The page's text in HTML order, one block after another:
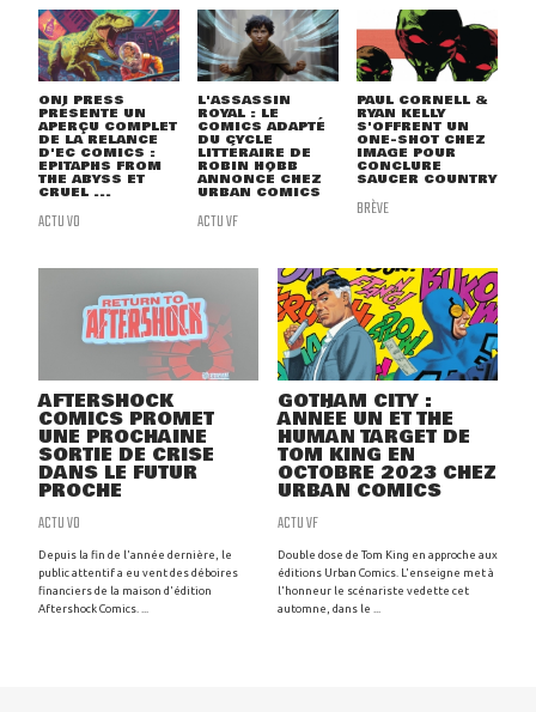
ONI PRESS
PRÉSENTE UN
APERÇU COMPLET
DE LA RELANCE
D'EC COMICS :
EPITAPHS FROM
THE ABYSS ET
CRUEL ...
ACTU VO
L'ASSASSIN
ROYAL : LE
COMICS ADAPTÉ
DU CYCLE
LITTÉRAIRE DE
ROBIN HOBB
ANNONCÉ CHEZ
URBAN COMICS
ACTU VF
PAUL CORNELL &
RYAN KELLY
S'OFFRENT UN
ONE-SHOT CHEZ
IMAGE POUR
CONCLURE
SAUCER COUNTRY
BRÈVE
AFTERSHOCK
COMICS PROMET
UNE PROCHAINE
SORTIE DE CRISE
DANS LE FUTUR
PROCHE
ACTU VO
Depuis la fin de l'année dernière, le
public attentif a eu vent des déboires
financiers de la maison d'édition
Aftershock Comics. ...
GOTHAM CITY :
ANNÉE UN ET THE
HUMAN TARGET DE
TOM KING EN
OCTOBRE 2023 CHEZ
URBAN COMICS
ACTU VF
Double dose de Tom King en approche aux
éditions Urban Comics. L'enseigne met à
l'honneur le scénariste vedette cet
automne, dans le ...